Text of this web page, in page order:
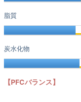
脂質
炭水化物
【PFCバランス】